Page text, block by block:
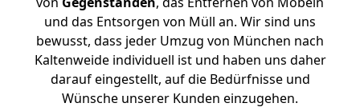
und das Entsorgen von Müll an. Wir sind uns
bewusst, dass jeder Umzug von München nach
Kaltenweide individuell ist und haben uns daher
darauf eingestellt, auf die Bedürfnisse und
Wünsche unserer Kunden einzugehen.